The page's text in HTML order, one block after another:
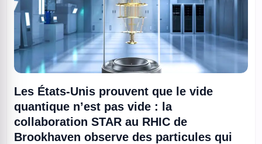
Les États-Unis prouvent que le vide
quantique n’est pas vide : la
collaboration STAR au RHIC de
Brookhaven observe des particules qui